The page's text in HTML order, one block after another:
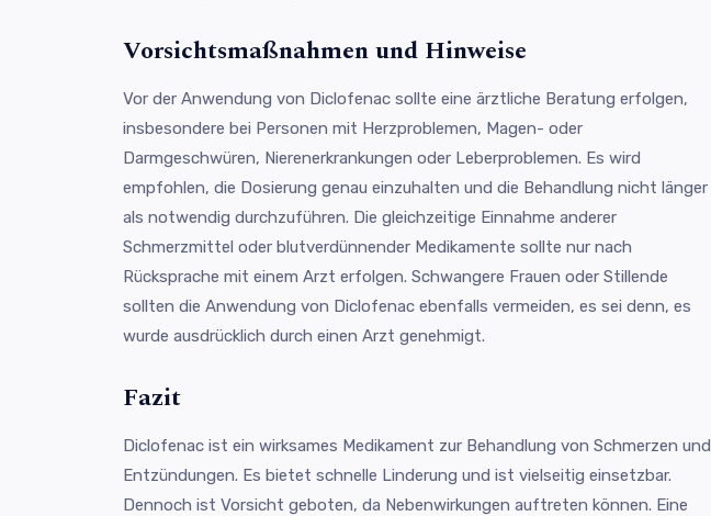
Vorsichtsmaßnahmen und Hinweise
Vor der Anwendung von Diclofenac sollte eine ärztliche Beratung erfolgen,
insbesondere bei Personen mit Herzproblemen, Magen- oder
Darmgeschwüren, Nierenerkrankungen oder Leberproblemen. Es wird
empfohlen, die Dosierung genau einzuhalten und die Behandlung nicht länger
als notwendig durchzuführen. Die gleichzeitige Einnahme anderer
Schmerzmittel oder blutverdünnender Medikamente sollte nur nach
Rücksprache mit einem Arzt erfolgen. Schwangere Frauen oder Stillende
sollten die Anwendung von Diclofenac ebenfalls vermeiden, es sei denn, es
wurde ausdrücklich durch einen Arzt genehmigt.
Fazit
Diclofenac ist ein wirksames Medikament zur Behandlung von Schmerzen und
Entzündungen. Es bietet schnelle Linderung und ist vielseitig einsetzbar.
Dennoch ist Vorsicht geboten, da Nebenwirkungen auftreten können. Eine